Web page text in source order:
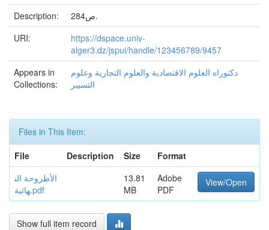
Description:
284ص.
URI:
https://dspace.univ-
alger3.dz/jspui/handle/123456789/9457
Appears in
Collections:
دكتوراه العلوم الاقتصادية والعلوم التجارية وعلوم
التسيير
Files in This Item:
File
Description Size
Format
الأطروحة الن
هائية.pdf
13.81
MB
Adobe
PDF
View/Open
Show full item record